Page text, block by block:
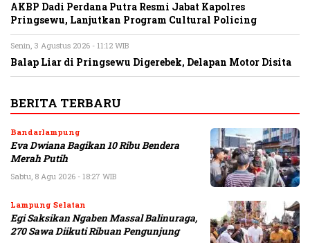
AKBP Dadi Perdana Putra Resmi Jabat Kapolres
Pringsewu, Lanjutkan Program Cultural Policing
Senin, 3 Agustus 2026 - 11:12 WIB
Balap Liar di Pringsewu Digerebek, Delapan Motor Disita
BERITA TERBARU
Bandarlampung
Eva Dwiana Bagikan 10 Ribu Bendera
Merah Putih
Sabtu, 8 Agu 2026 - 18:27 WIB
Lampung Selatan
Egi Saksikan Ngaben Massal Balinuraga,
270 Sawa Diikuti Ribuan Pengunjung